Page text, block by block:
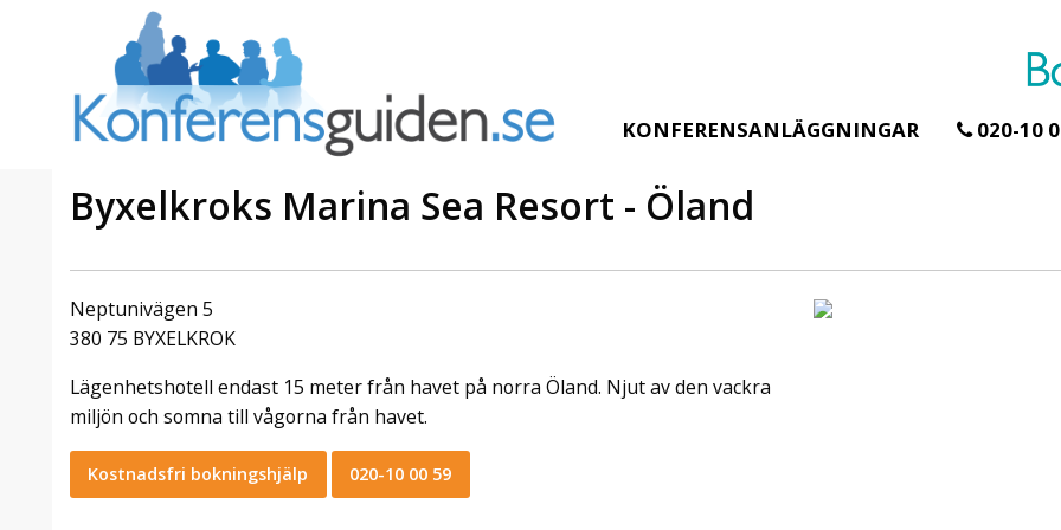
KONFERENSANLÄGGNINGAR 020-10
Byxelkroks Marina Sea Resort - Öland
Neptunivägen 5
380 75 BYXELKROK
Lägenhetshotell endast 15 meter från havet på norra Öland. Njut av den vackra
miljön och somna till vågorna från havet.
Kostnadsfri bokningshjälp 020-10 00 59
av att
Stockholm Hotel
Julerbjudande
2026 hos oss. Mellan den 23
november och 19 december
stämningsfull mötesplats där
hantverk, tradi ...
Ta över ett helt hotell. På